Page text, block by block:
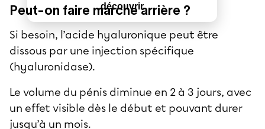
découvrir
Peut-on faire marche arrière ?
Si besoin, l’acide hyaluronique peut être
dissous par une injection spécifique
(hyaluronidase).
Le volume du pénis diminue en 2 à 3 jours, avec
un effet visible dès le début et pouvant durer
jusqu’à un mois.